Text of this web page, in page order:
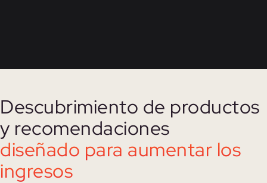
Descubrimiento de productos
y recomendaciones
diseñado para aumentar los
ingresos